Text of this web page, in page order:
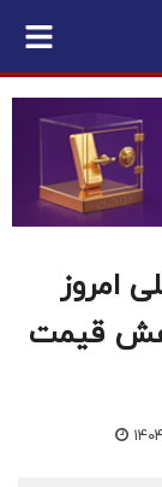
امروز
مرداد ۱۴۰۴/ کاهش قیمت